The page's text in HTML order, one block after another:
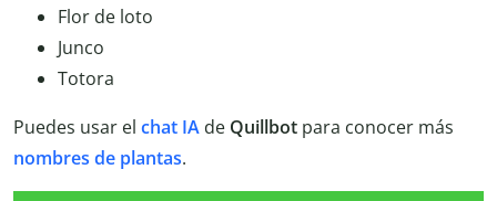
Flor de loto
Junco
Totora
Puedes usar el chat IA de Quillbot para conocer más
nombres de plantas.